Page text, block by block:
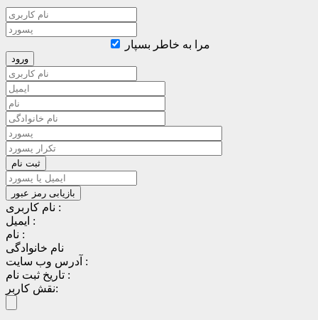
مرا به خاطر بسپار
نام کاربری :
ایمیل :
نام :
نام خانوادگی
آدرس وب سایت :
تاریخ ثبت نام :
نقش کاربر: